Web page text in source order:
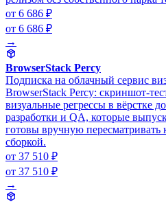
от 6 686 ₽
от 6 686 ₽
→
BrowserStack Percy
Подписка на облачный сервис
BrowserStack Percy: скриншот-
визуальные регрессы в вёрстке
разработки и QA, которые
готовы вручную пересматривать
сборкой.
от 37 510 ₽
от 37 510 ₽
→